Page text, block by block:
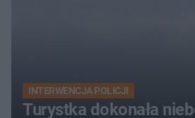
INTERWENCJA POLICJI
Turystka dokonała